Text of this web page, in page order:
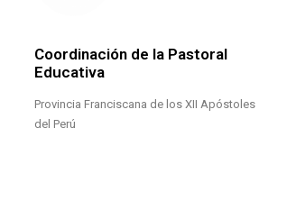
Coordinación de la Pastoral
Educativa
Provincia Franciscana de los XII Apóstoles
del Perú